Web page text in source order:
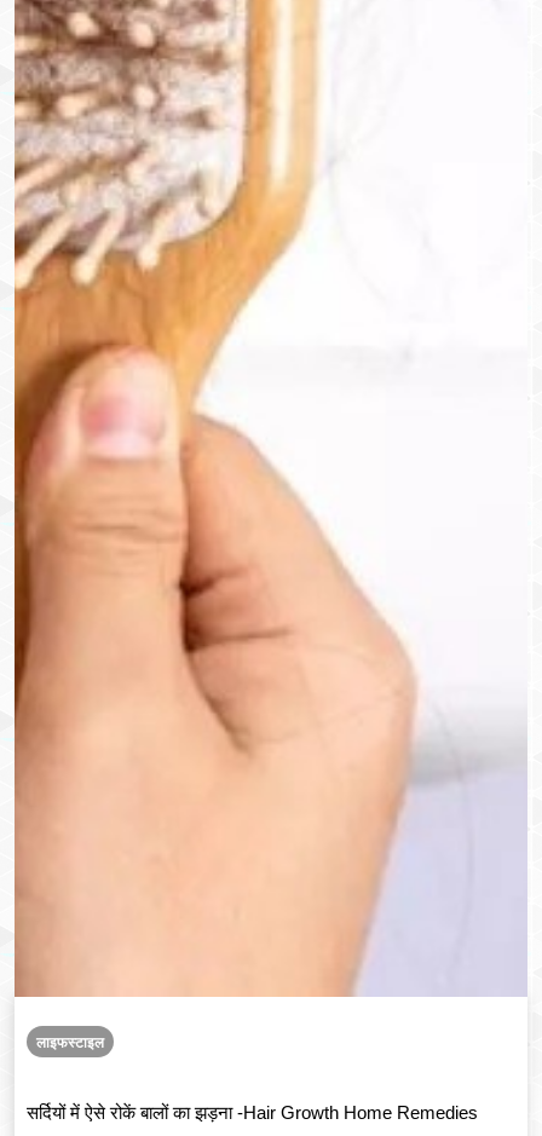
लाइफस्टाइल
सर्दियों में ऐसे रोकें बालों का झड़ना -Hair Growth Home Remedies